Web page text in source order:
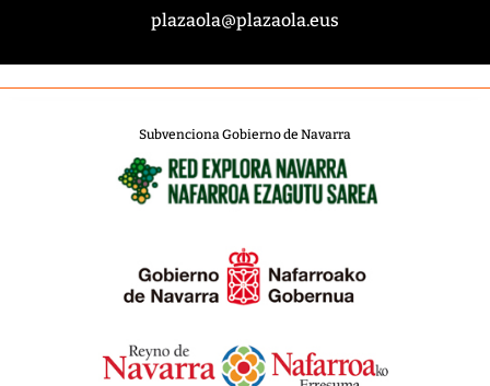
plazaola@plazaola.eus
Subvenciona Gobierno de Navarra